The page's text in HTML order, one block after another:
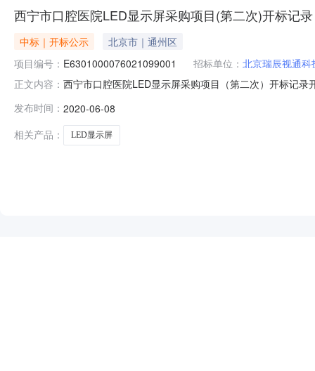
西宁市口腔医院LED显示屏采购项目(第二次)开标记录
中标｜开标公示
北京市｜通州区
项目编号： E6301000076021099001 招标单位： 北京瑞辰视通科
正文内容： 西宁市口腔医院LED显示屏采购项目（第二次）开标记
求:;保证金金额:4.00元,投标文件递交时间
发布时间： 2020-06-08
相关产品：
LED显示屏